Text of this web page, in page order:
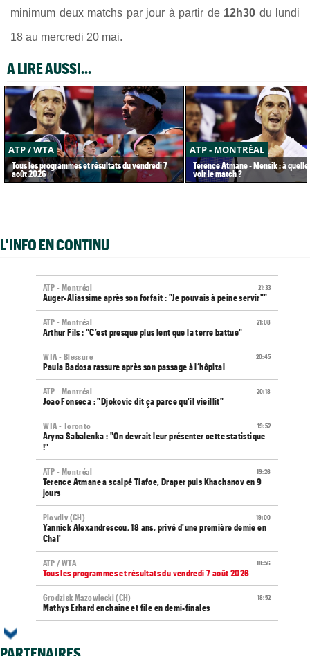
minimum deux matchs par jour à partir de 12h30 du lundi
18 au mercredi 20 mai.
A LIRE AUSSI...
ATP / WTA
Tous les programmes et résultats du vendredi 7
août 2026
ATP - MONTRÉAL
Terence Atmane - Mensik : à
voir le match ?
L'INFO EN CONTINU
21:33
ATP - Montréal
Auger-Aliassime après son forfait : "Je pouvais à peine servir""
21:08
ATP - Montréal
Arthur Fils : "C’est presque plus lent que la terre battue"
20:45
WTA - Blessure
Paula Badosa rassure après son passage à l’hôpital
20:18
ATP - Montréal
Joao Fonseca : "Djokovic dit ça parce qu'il vieillit"
19:52
WTA - Toronto
Aryna Sabalenka : "On devrait leur présenter cette statistique
!"
19:26
ATP - Montréal
Terence Atmane a scalpé Tiafoe, Draper puis Khachanov en 9
jours
19:00
Plovdiv (CH)
Yannick Alexandrescou, 18 ans, privé d'une première demie en
Chal'
18:56
ATP / WTA
Tous les programmes et résultats du vendredi 7 août 2026
18:52
Grodzisk Mazowiecki (CH)
Mathys Erhard enchaîne et file en demi-finales
PARTENAIRES